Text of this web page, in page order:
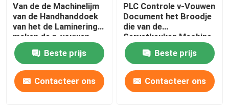
Van de de Machinelijm
van de Handhanddoek
van het de Laminerings
maken de n-vouwen
Punt aan Punt
180m/Min in reliëf
Beste prijs
Contacteer ons
PLC Controle v-Vouwen
Document het Broodje
die van de
Servetkeuken Machine
90-100m/Min maken
Beste prijs
Contacteer ons